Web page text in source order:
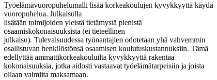
Työelämävuoropuhelumalli lisää korkeakoulujen kyvykkyyttä käydä
vuoropuhelua. Julkaisulla
lisätään toimijoiden yleistä tietämystä pienistä
osaamiskokonaisuuksista (ei tieteellinen
julkaisu). Tulevaisuudessa työnantajien odotetaan yhä vahvemmin
osallistuvan henkilöstönsä osaamisen koulutuskustannuksiin. Tämä
edellyttää ammattikorkeakouluilta kyvykkyyttä rakentaa
kokonaisuuksia, jotka aidosti vastaavat työelämätarpeisiin ja joista
ollaan valmiita maksamaan.